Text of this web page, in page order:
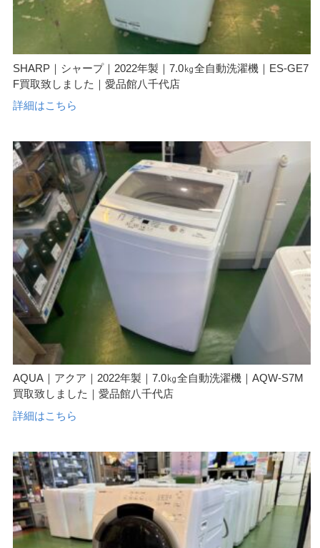
SHARP｜シャープ｜2022年製｜7.0㎏全自動洗濯機｜ES-GE7
F買取致しました｜愛品館八千代店
詳細はこちら
AQUA｜アクア｜2022年製｜7.0㎏全自動洗濯機｜AQW-S7M
買取致しました｜愛品館八千代店
詳細はこちら